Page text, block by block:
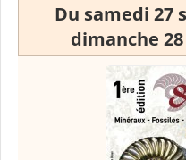
Du samedi 27
dimanche